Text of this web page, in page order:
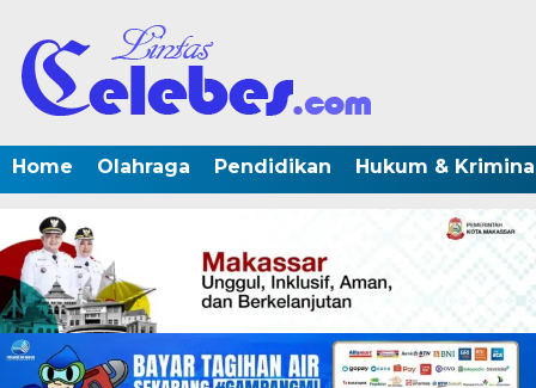
Home Olahraga Pendidikan Hukum &